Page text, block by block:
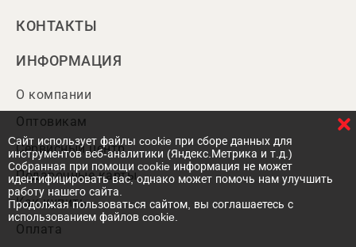
КОНТАКТЫ
ИНФОРМАЦИЯ
О компании
Оптовикам
Сервисный центр
Подарочные карты
Как купить
Оплата
Cайт использует файлы cookie при сборе данных для
инструментов веб-аналитики (Яндекс.Метрика и т.д.)
Собранная при помощи cookie информация не может
идентифицировать вас, однако может помочь нам улучшить
работу нашего сайта.
Продолжая пользоваться сайтом, вы соглашаетесь с
использованием файлов cookie.